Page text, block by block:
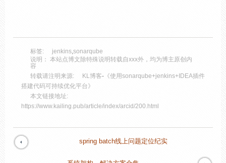
标签: jenkins,sonarqube
说明： 本站点博文除特殊说明转载自xxx外，均为博主原创内
容
转载请注明来源:
KL博客- 《使用sonarqube+jenkins+IDEA插件
搭建代码可持续优化平台》
本文链接地址:
https://www.kailing.pub/article/index/arcid/200.html
spring batch线上问题定位纪实